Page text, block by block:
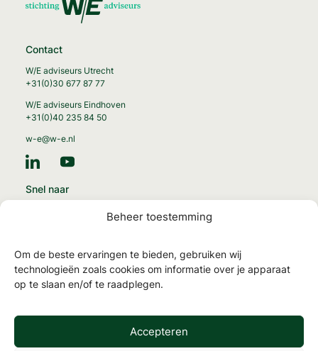
Beheer toestemming
Om de beste ervaringen te bieden, gebruiken wij
technologieën zoals cookies om informatie over je apparaat
op te slaan en/of te raadplegen.
Accepteren
Contact
W/E adviseurs Utrecht
+31(0)30 677 87 77
W/E adviseurs Eindhoven
+31(0)40 235 84 50
w-e@w-e.nl
Snel naar
MilieuPrestatie Gebouwen
NTA 8800 en energielabels